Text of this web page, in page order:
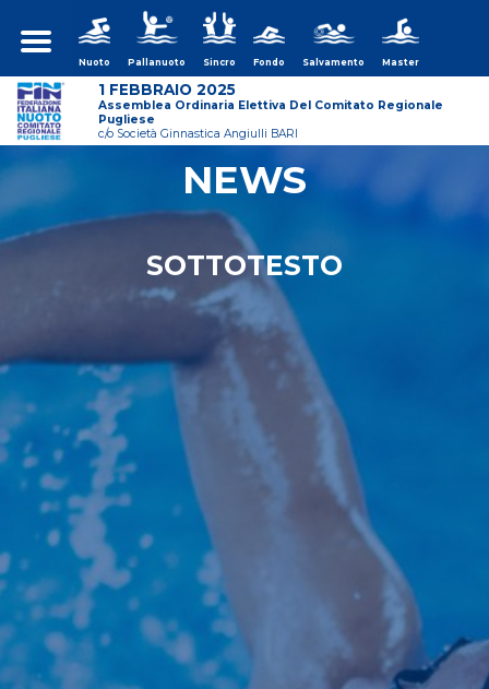
Nuoto Pallanuoto Sincro Fondo Salvamento Master
1 FEBBRAIO 2025
Assemblea Ordinaria Elettiva Del Comitato Regionale
Pugliese
c/o Società Ginnastica Angiulli BARI
NEWS
SOTTOTESTO
assemblea-